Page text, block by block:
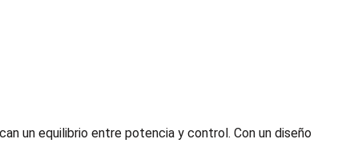
un equilibrio entre potencia y control. Con un diseño